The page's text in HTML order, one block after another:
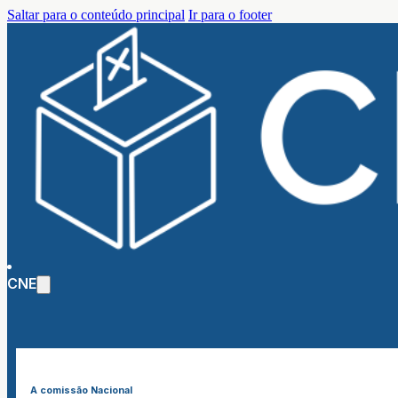
Saltar para o conteúdo principal Ir para o footer
CNE
A comissão Nacional